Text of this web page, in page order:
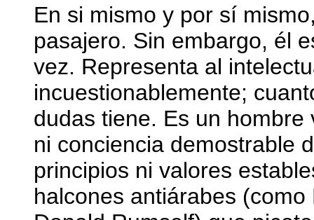
En si mismo y por sí
pasajero. Sin embargo, él
vez. Representa al
incuestionablemente;
dudas tiene. Es un
ni conciencia demostrable
principios ni valores
halcones antiárabes